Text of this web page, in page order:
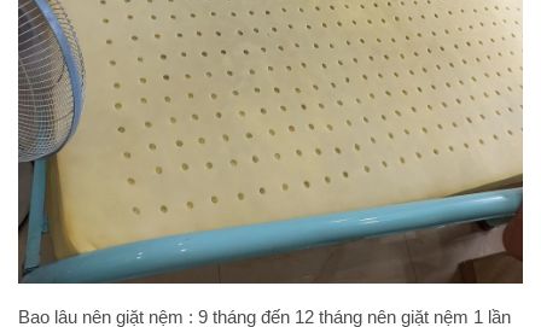
Bao lâu nên giặt nệm : 9 tháng đến 12 tháng nên giặt nệm 1 lần